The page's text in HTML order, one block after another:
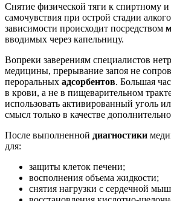
Снятие физической тяги к спиртному и
самочувствия при острой стадии
зависимости происходит посредством
вводимых через капельницу.
Вопреки заверениям специалистов
медицины, прерывание запоя не
пероральных адсорбентов. Большая
в крови, а не в пищеварительном
использовать активированный уголь
смысл только в качестве
После выполненной диагностики
для:
защиты клеток печени;
восполнения объема жидкости;
снятия нагрузки с сердечной